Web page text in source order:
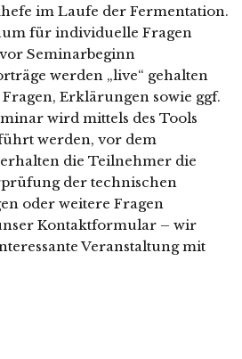
im Laufe der Fermentation.
für individuelle Fragen
Seminarbeginn
werden „live“ gehalten
Erklärungen sowie ggf.
wird mittels des Tools
werden, vor dem
die Teilnehmer die
der technischen
oder weitere Fragen
Kontaktformular – wir
Veranstaltung mit